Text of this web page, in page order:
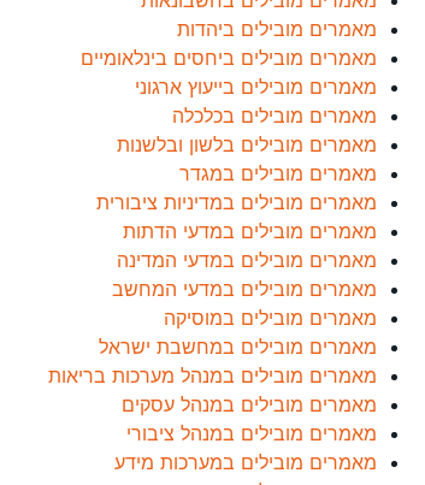
מאמרים מובילים ביהדות
מאמרים מובילים ביחסים בינלאומיים
מאמרים מובילים בייעוץ ארגוני
מאמרים מובילים בכלכלה
מאמרים מובילים בלשון ובלשנות
מאמרים מובילים במגדר
מאמרים מובילים במדיניות ציבורית
מאמרים מובילים במדעי הדתות
מאמרים מובילים במדעי המדינה
מאמרים מובילים במדעי המחשב
מאמרים מובילים במוסיקה
מאמרים מובילים במחשבת ישראל
מאמרים מובילים במנהל מערכות בריאות
מאמרים מובילים במנהל עסקים
מאמרים מובילים במנהל ציבורי
מאמרים מובילים במערכות מידע